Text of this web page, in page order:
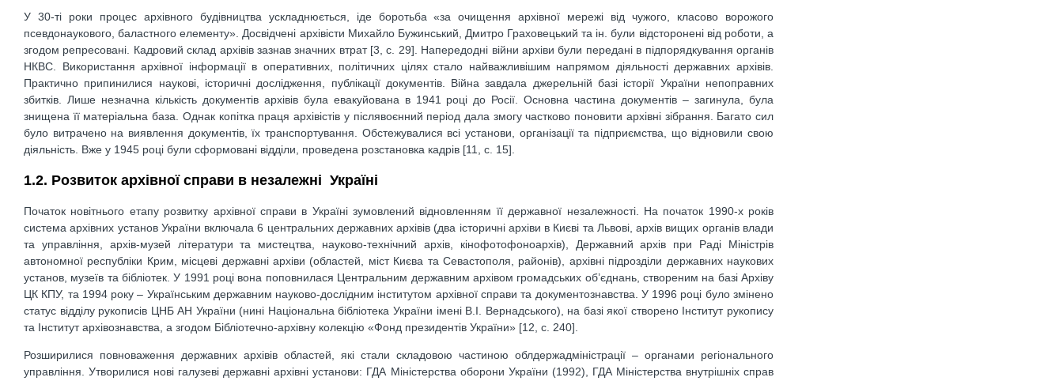
У 30-ті роки процес архівного будівництва ускладнюється, іде боротьба «за очищення архівної мережі від чужого, класово ворожого
псевдонаукового, баластного елементу». Досвідчені архівісти Михайло Бужинський, Дмитро Граховецький та ін. були відсторонені від роботи, а
згодом репресовані. Кадровий склад архівів зазнав значних втрат [3, с. 29]. Напередодні війни архіви були передані в підпорядкування органів
НКВС. Використання архівної інформації в оперативних, політичних цілях стало найважливішим напрямом діяльності державних архівів.
Практично припинилися наукові, історичні дослідження, публікації документів. Війна завдала джерельній базі історії України непоправних
збитків. Лише незначна кількість документів архівів була евакуйована в 1941 році до Росії. Основна частина документів – загинула, була
знищена її матеріальна база. Однак копітка праця архівістів у післявоєнний період дала змогу частково поновити архівні зібрання. Багато сил
було витрачено на виявлення документів, їх транспортування. Обстежувалися всі установи, організації та підприємства, що відновили свою
діяльність. Вже у 1945 році були сформовані відділи, проведена розстановка кадрів [11, с. 15].
1.2. Розвиток архівної справи в незалежні Україні
Початок новітнього етапу розвитку архівної справи в Україні зумовлений відновленням її державної незалежності. На початок 1990-х років
система архівних установ України включала 6 центральних державних архівів (два історичні архіви в Києві та Львові, архів вищих органів влади
та управління, архів-музей літератури та мистецтва, науково-технічний архів, кінофотофоноархів), Державний архів при Раді Міністрів
автономної республіки Крим, місцеві державні архіви (областей, міст Києва та Севастополя, районів), архівні підрозділи державних наукових
установ, музеїв та бібліотек. У 1991 році вона поповнилася Центральним державним архівом громадських об’єднань, створеним на базі Архіву
ЦК КПУ, та 1994 року – Українським державним науково-дослідним інститутом архівної справи та документознавства. У 1996 році було змінено
статус відділу рукописів ЦНБ АН України (нині Національна бібліотека України імені В.І. Вернадського), на базі якої створено Інститут рукопису
та Інститут архівознавства, а згодом Бібліотечно-архівну колекцію «Фонд президентів України» [12, с. 240].
Розширилися повноваження державних архівів областей, які стали складовою частиною облдержадміністрації – органами регіонального
управління. Утворилися нові галузеві державні архівні установи: ГДА Міністерства оборони України (1992), ГДА Міністерства внутрішніх справ